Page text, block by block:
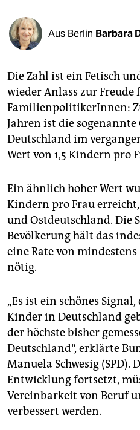
shop
fragen & hilfe
unterstützen
abo
genossenschaft
epaper login
Aus Berlin Barbara
Die Zahl ist ein Fetisch
wieder Anlass zur Freude
FamilienpolitikerInnen:
Jahren ist die
Deutschland im
Wert von 1,5 Kindern pro
Ein ähnlich hoher Wert
Kindern pro Frau
und Ostdeutschland. Die
Bevölkerung hält das
eine Rate von
nötig.
„Es ist ein schönes
Kinder in Deutschland
der höchste bisher
Deutschland“, erklärte
Manuela Schwesig (SPD).
Entwicklung fortsetzt,
Vereinbarkeit von Beruf
verbessert werden.